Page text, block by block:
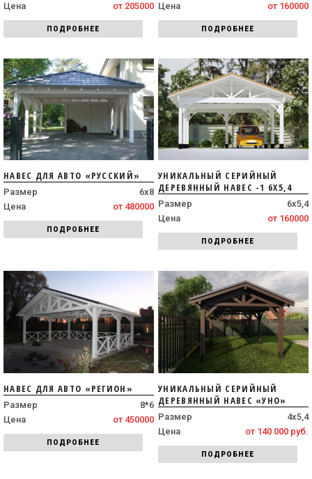
Цена
от 205000
ПОДРОБНЕЕ
Цена
от 160000
ПОДРОБНЕЕ
НАВЕС ДЛЯ АВТО «РУССКИЙ»
Размер
6х8
Цена
от 480000
ПОДРОБНЕЕ
УНИКАЛЬНЫЙ СЕРИЙНЫЙ
ДЕРЕВЯННЫЙ НАВЕС -1 6Х5,4
Размер
6х5,4
Цена
от 160000
ПОДРОБНЕЕ
НАВЕС ДЛЯ АВТО «РЕГИОН»
Размер
8*6
Цена
от 450000
ПОДРОБНЕЕ
УНИКАЛЬНЫЙ СЕРИЙНЫЙ
ДЕРЕВЯННЫЙ НАВЕС «УНО»
Размер
4х5,4
Цена
от 140 000 руб.
ПОДРОБНЕЕ